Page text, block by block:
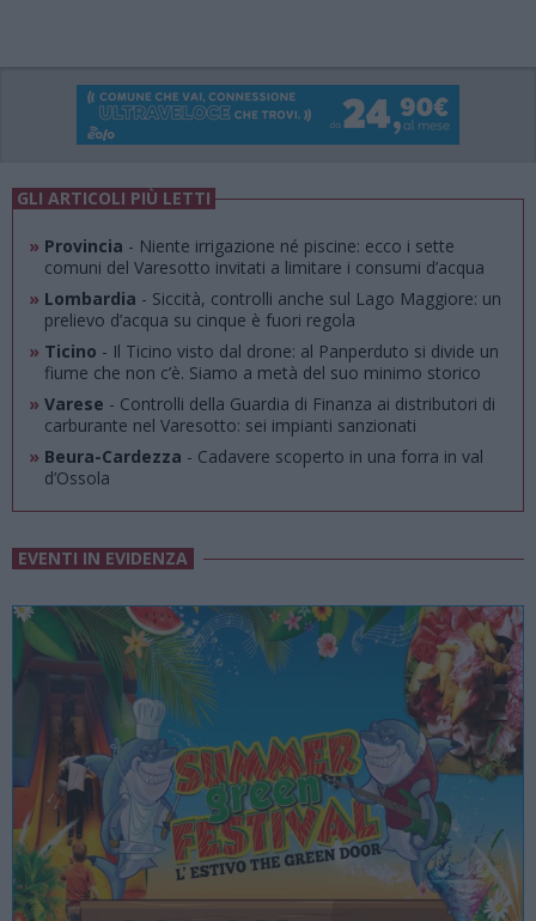
GLI ARTICOLI PIÙ LETTI
» Provincia - Niente irrigazione né piscine: ecco i sette
comuni del Varesotto invitati a limitare i consumi d’acqua
» Lombardia - Siccità, controlli anche sul Lago Maggiore: un
prelievo d’acqua su cinque è fuori regola
» Ticino - Il Ticino visto dal drone: al Panperduto si divide un
fiume che non c’è. Siamo a metà del suo minimo storico
» Varese - Controlli della Guardia di Finanza ai distributori di
carburante nel Varesotto: sei impianti sanzionati
» Beura-Cardezza - Cadavere scoperto in una forra in val
d’Ossola
EVENTI IN EVIDENZA